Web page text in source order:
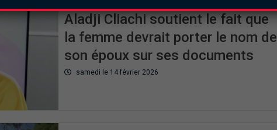
Aladji Cliachi soutient le fait que
la femme devrait porter le nom de
son époux sur ses documents
samedi le 14 février 2026